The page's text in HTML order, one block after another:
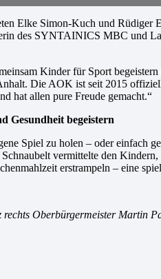
Elke Simon-Kuch und Rüdiger
SYNTAINICS MBC und
Kinder für Sport
Die AOK ist seit 2015
hat allen pure Freude gemacht.“
Gesundheit begeistern
Spiel zu holen – oder einfach
vermittelte den
erstrampeln – eine
Oberbürgermeister Martin